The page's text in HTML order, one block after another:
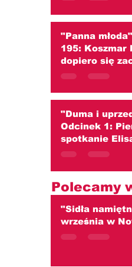
"Panna
195: Koszmar
dopiero się
znika, a
"Duma i
Odcinek 1:
spotkanie
Darcy'ego
Polecamy
"Sidła
września w